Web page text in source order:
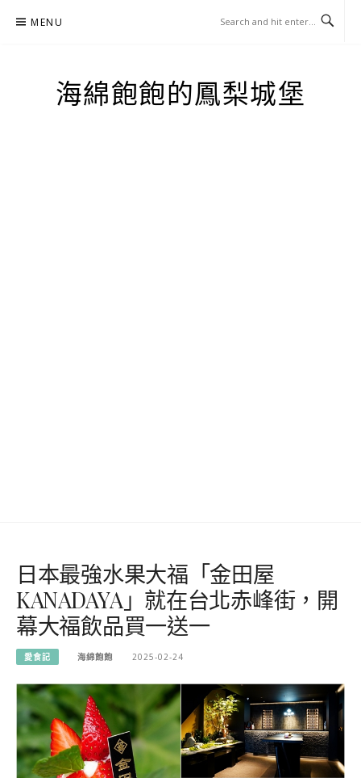
MENU
海綿飽飽的鳳梨城堡
日本最強水果大福「金田屋
KANADAYA」就在台北赤峰街，開
幕大福飲品買一送一
愛食記 海綿飽飽 2025-02-24